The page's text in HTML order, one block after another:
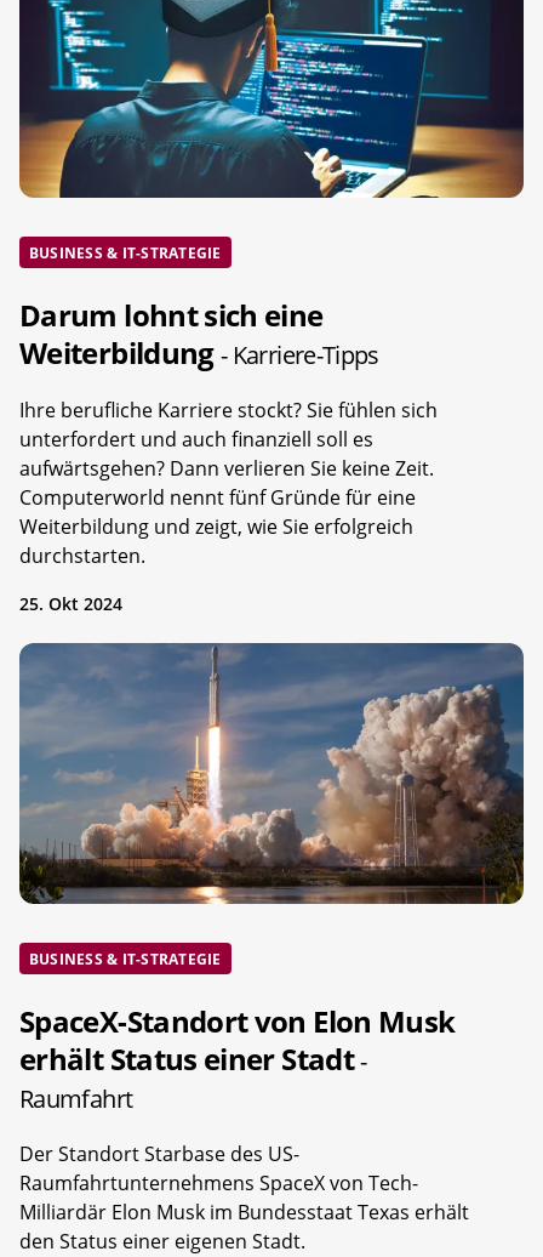
BUSINESS & IT-STRATEGIE
Darum lohnt sich eine
Weiterbildung- Karriere-Tipps
Ihre berufliche Karriere stockt? Sie fühlen sich
unterfordert und auch finanziell soll es
aufwärtsgehen? Dann verlieren Sie keine Zeit.
Computerworld nennt fünf Gründe für eine
Weiterbildung und zeigt, wie Sie erfolgreich
durchstarten.
25. Okt 2024
BUSINESS & IT-STRATEGIE
SpaceX-Standort von Elon Musk
erhält Status einer Stadt-
Raumfahrt
Der Standort Starbase des US-
Raumfahrtunternehmens SpaceX von Tech-
Milliardär Elon Musk im Bundesstaat Texas erhält
den Status einer eigenen Stadt.